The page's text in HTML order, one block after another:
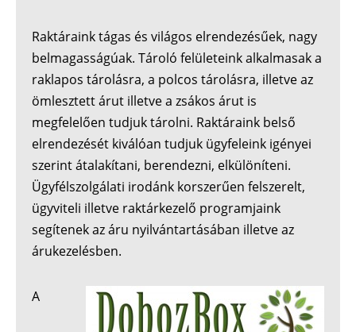
Raktáraink tágas és világos elrendezésűek, nagy
belmagasságúak. Tároló felületeink alkalmasak a
raklapos tárolásra, a polcos tárolásra, illetve az
ömlesztett árut illetve a zsákos árut is
megfelelően tudjuk tárolni. Raktáraink belső
elrendezését kiválóan tudjuk ügyfeleink igényei
szerint átalakítani, berendezni, elkülöníteni.
Ügyfélszolgálati irodánk korszerűen felszerelt,
ügyviteli illetve raktárkezelő programjaink
segítenek az áru nyilvántartásában illetve az
árukezelésben.
A